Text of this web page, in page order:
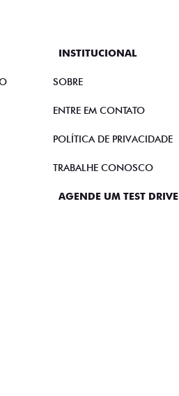
INSTITUCIONAL
SOBRE
ENTRE EM CONTATO
POLÍTICA DE PRIVACIDADE
TRABALHE CONOSCO
AGENDE UM TEST DRIVE